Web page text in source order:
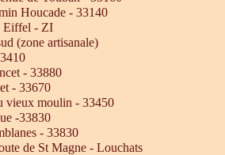
Houcade - 33140
Eiffel - ZI
(zone artisanale)
- 33880
- 33670
vieux moulin - 33450
-33830
- 33830
de St Magne - Louchats